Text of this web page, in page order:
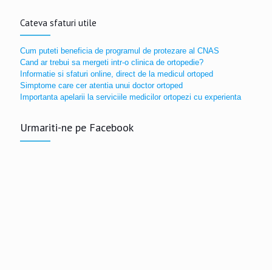
Cateva sfaturi utile
Cum puteti beneficia de programul de protezare al CNAS
Cand ar trebui sa mergeti intr-o clinica de ortopedie?
Informatie si sfaturi online, direct de la medicul ortoped
Simptome care cer atentia unui doctor ortoped
Importanta apelarii la serviciile medicilor ortopezi cu experienta
Urmariti-ne pe Facebook